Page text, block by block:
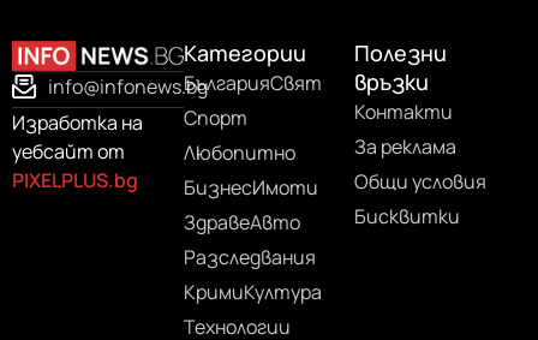
info@infonews.bg
Изработка на
уебсайт от
PIXELPLUS.bg
Категории
БългарияСвят
Спорт
Любопитно
БизнесИмоти
ЗдравеАвто
Разследвания
КримиКултура
Технологии
Полезни
връзки
Контакти
За реклама
Общи условия
Бисквитки